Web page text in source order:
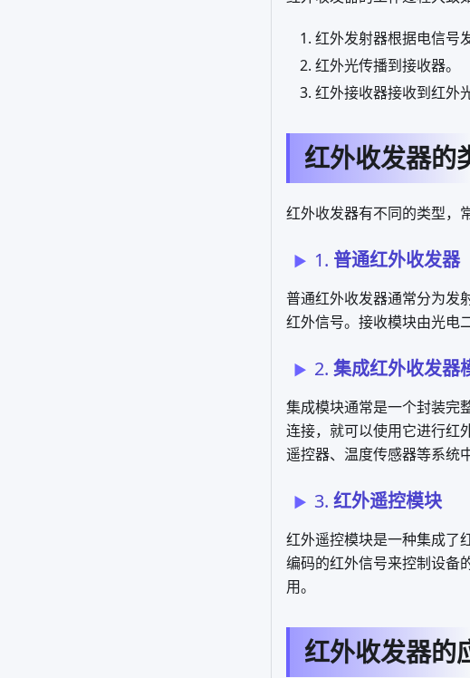
红外发射器根据电信号
红外光传播到接收器。
红外接收器接收到红外
红外收发器的
红外收发器有不同的类型，
1. 普通红外收发器
普通红外收发器通常分为发
红外信号。接收模块由光电
2. 集成红外收发器
集成模块通常是一个封装完
连接，就可以使用它进行红
遥控器、温度传感器等系统中
3. 红外遥控模块
红外遥控模块是一种集成了
编码的红外信号来控制设备
用。
红外收发器的